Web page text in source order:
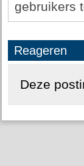
gebruikers
Reageren
Deze